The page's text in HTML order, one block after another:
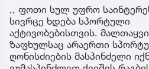
,, ფოთი სულ უფრო
სივრცე ხდება სპორტული
აქტივობებისთვის.
ზაფხულსაც არაერთი
ღონისძიების მასპინძელი